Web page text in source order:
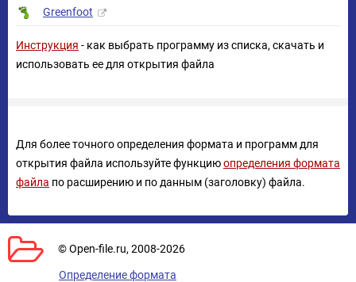
Greenfoot
Инструкция - как выбрать программу из списка, скачать и
использовать ее для открытия файла
Для более точного определения формата и программ для
открытия файла используйте функциюопределения формата
файла по расширению и по данным (заголовку) файла.
© Open-file.ru, 2008-2026
Определение формата